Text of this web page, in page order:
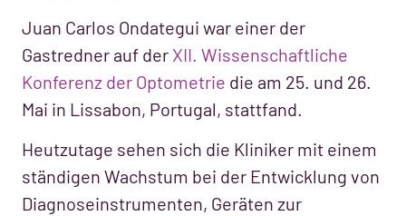
Juan Carlos Ondategui war einer der
Gastredner auf der XII. Wissenschaftliche
Konferenz der Optometrie die am 25. und 26.
Mai in Lissabon, Portugal, stattfand.
Heutzutage sehen sich die Kliniker mit einem
ständigen Wachstum bei der Entwicklung von
Diagnoseinstrumenten, Geräten zur